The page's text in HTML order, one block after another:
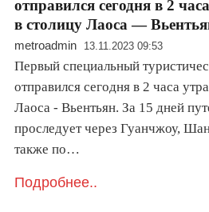
отправился сегодня в 2
в столицу Лаоса —
metroadmin 13.11.2023 09:53
Первый специальный
отправился сегодня в 2 часа
Лаоса - Вьентьян. За 15 дней
проследует через Гуанчжоу,
также по…
Подробнее..